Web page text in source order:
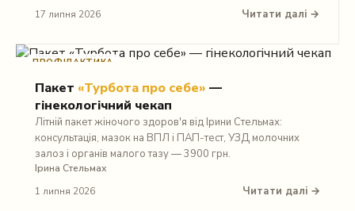
17 липня 2026
Читати далі →
ПРОФІЛАКТИКА
Пакет «Турбота про себе» —
гінекологічний чекап
Літній пакет жіночого здоров'я від Ірини Стельмах:
консультація, мазок на ВПЛ і ПАП-тест, УЗД молочних
залоз і органів малого тазу — 3900 грн.
Ірина Стельмах
1 липня 2026
Читати далі →